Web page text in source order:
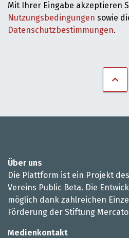
Mit Ihrer Eingabe akzeptieren
Nutzungsbedingungen sowie
Datenschutzbestimmungen.
Über uns
Die Plattform ist ein Projekt
Vereins Public Beta. Die
möglich dank zahlreichen
Förderung der Stiftung
Medienkontakt